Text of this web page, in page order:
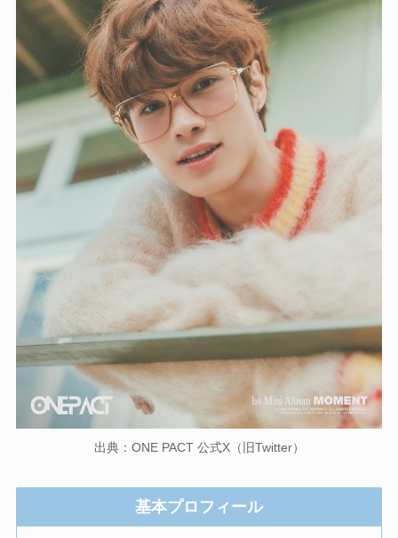
出典：ONE PACT 公式X（旧Twitter）
基本プロフィール